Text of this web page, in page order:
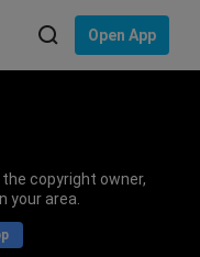
Open App
copyright owner,
your area.